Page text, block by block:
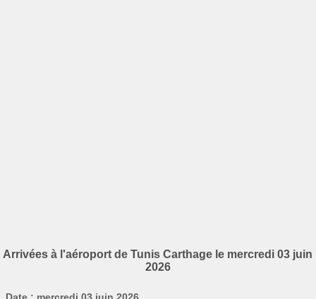
Arrivées à l'aéroport de Tunis Carthage le mercredi 03 juin
2026